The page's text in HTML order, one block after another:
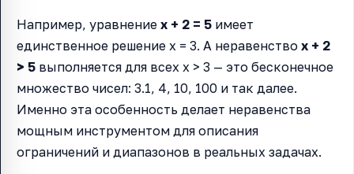
Например, уравнение x + 2 = 5 имеет
единственное решение x = 3. А неравенство x + 2
> 5 выполняется для всех x > 3 — это бесконечное
множество чисел: 3.1, 4, 10, 100 и так далее.
Именно эта особенность делает неравенства
мощным инструментом для описания
ограничений и диапазонов в реальных задачах.